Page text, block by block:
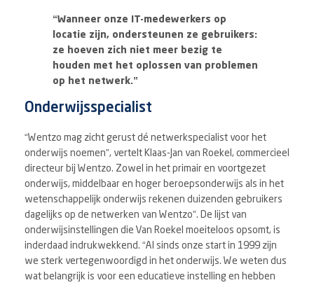
“Wanneer onze IT-medewerkers op
locatie zijn, ondersteunen ze gebruikers:
ze hoeven zich niet meer bezig te
houden met het oplossen van problemen
op het netwerk.”
Onderwijsspecialist
“Wentzo mag zicht gerust dé netwerkspecialist voor het
onderwijs noemen”, vertelt Klaas-Jan van Roekel, commercieel
directeur bij Wentzo. Zowel in het primair en voortgezet
onderwijs, middelbaar en hoger beroepsonderwijs als in het
wetenschappelijk onderwijs rekenen duizenden gebruikers
dagelijks op de netwerken van Wentzo”. De lijst van
onderwijsinstellingen die Van Roekel moeiteloos opsomt, is
inderdaad indrukwekkend. “Al sinds onze start in 1999 zijn
we sterk vertegenwoordigd in het onderwijs. We weten dus
wat belangrijk is voor een educatieve instelling en hebben